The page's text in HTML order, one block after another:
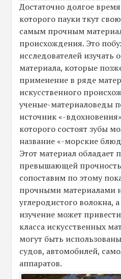
Достаточно долгое
которого пауки ткут
самым прочным
происхождения. Это
исследователей изучать
материала, которые
применение в ряде
искусственного
ученые-материаловеды
источник «-
которого состоят зубы
название «-морские
Этот материал обладает
превышающей
сопоставим по этому
прочными материалами
углеродистого волокна,
изучение может
класса искусственных
могут быть
судов, автомобилей,
аппаратов.